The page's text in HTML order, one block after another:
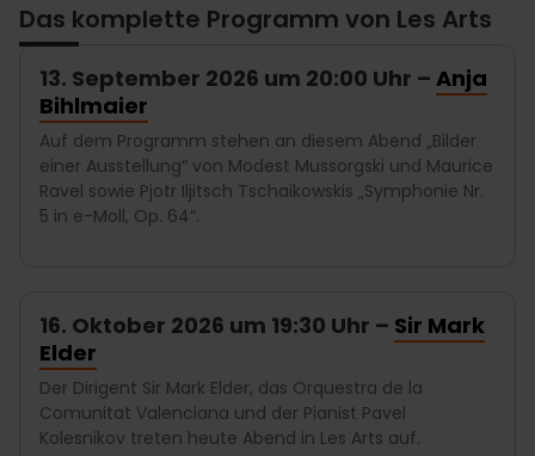
Das komplette Programm von Les Arts
13. September 2026 um 20:00 Uhr – Anja
Bihlmaier
Auf dem Programm stehen an diesem Abend „Bilder
einer Ausstellung“ von Modest Mussorgski und Maurice
Ravel sowie Pjotr Iljitsch Tschaikowskis „Symphonie Nr.
5 in e-Moll, Op. 64“.
16. Oktober 2026 um 19:30 Uhr – Sir Mark
Elder
Der Dirigent Sir Mark Elder, das Orquestra de la
Comunitat Valenciana und der Pianist Pavel
Kolesnikov treten heute Abend in Les Arts auf.